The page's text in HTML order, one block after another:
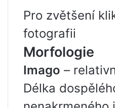
Pro zvětšení
fotografii
Morfologie
Imago –
Délka